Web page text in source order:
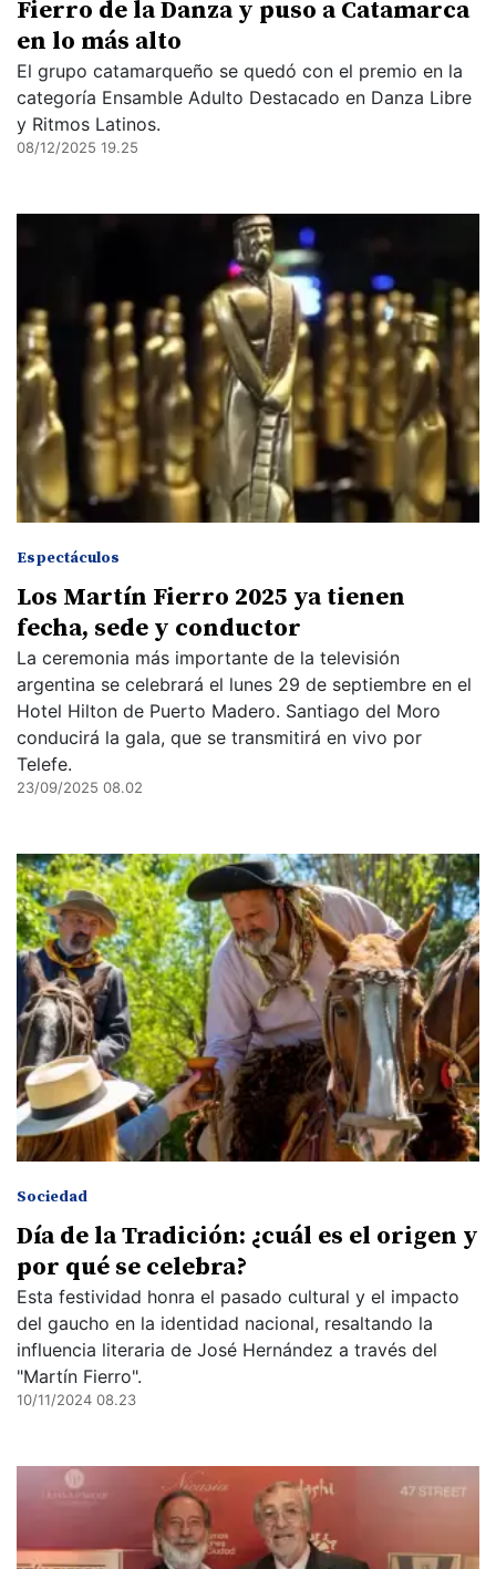
Fierro de la Danza y puso a Catamarca
en lo más alto
El grupo catamarqueño se quedó con el premio en la
categoría Ensamble Adulto Destacado en Danza Libre
y Ritmos Latinos.
08/12/2025 19.25
Espectáculos
Los Martín Fierro 2025 ya tienen
fecha, sede y conductor
La ceremonia más importante de la televisión
argentina se celebrará el lunes 29 de septiembre en el
Hotel Hilton de Puerto Madero. Santiago del Moro
conducirá la gala, que se transmitirá en vivo por
Telefe.
23/09/2025 08.02
Sociedad
Día de la Tradición: ¿cuál es el origen y
por qué se celebra?
Esta festividad honra el pasado cultural y el impacto
del gaucho en la identidad nacional, resaltando la
influencia literaria de José Hernández a través del
"Martín Fierro".
10/11/2024 08.23